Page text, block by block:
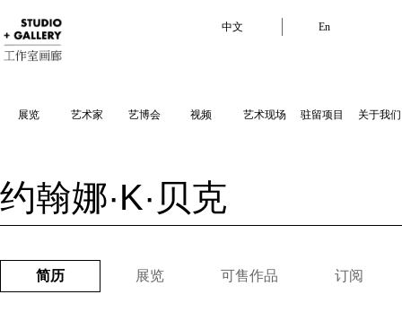
展览 艺术家 艺博会 视频 艺术现场 驻留项目 关于我们
中文 En
约翰娜·K·贝克
简历 展览 可售作品 订阅